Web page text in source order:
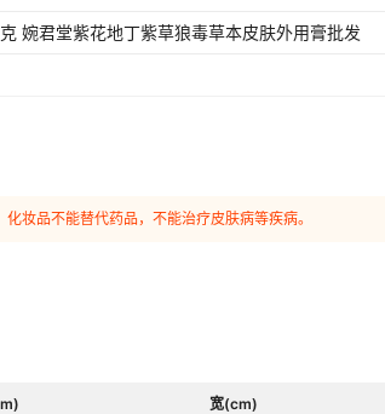
婉君堂紫花地丁紫草狼毒草本皮肤外用膏批发
妆品不能替代药品，不能治疗皮肤病等疾病。
宽(cm)